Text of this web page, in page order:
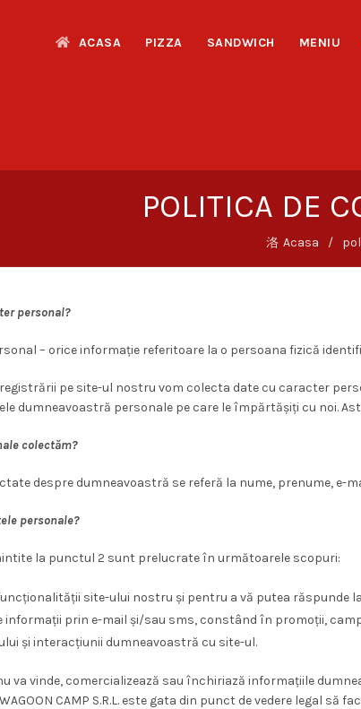
ACASA PIZZA SANDWICH MENIU
POLITICA DE
Acasa
personal?
– orice informație referitoare la o persoana fizică
pe site-ul nostru vom colecta date cu caracter
dumneavoastră personale pe care le împărtășiți cu noi.
colectăm?
despre dumneavoastră se referă la nume, prenume, e-
personale?
la punctul 2 sunt prelucrate în următoarele scopuri:
site-ului nostru și pentru a vă putea
informații prin e-mail și/sau sms, constând în promoții,
și interacțiunii dumneavoastră cu site-ul.
nu va vinde, comercializează sau închiriază informațiile
CAMP S.R.L. este gata din punct de vedere legal să